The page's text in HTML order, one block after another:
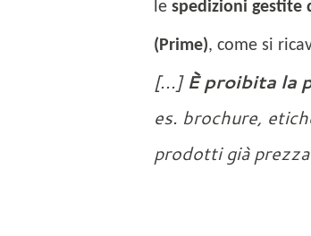
le spedizioni gestite
(Prime), come si
[...] È proibita la
es. brochure,
prodotti già